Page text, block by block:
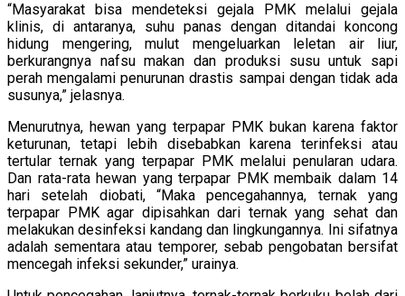
“Masyarakat bisa mendeteksi gejala PMK melalui gejala
klinis, di antaranya, suhu panas dengan ditandai koncong
hidung mengering, mulut mengeluarkan leletan air liur,
berkurangnya nafsu makan dan produksi susu untuk sapi
perah mengalami penurunan drastis sampai dengan tidak ada
susunya,” jelasnya.
Menurutnya, hewan yang terpapar PMK bukan karena faktor
keturunan, tetapi lebih disebabkan karena terinfeksi atau
tertular ternak yang terpapar PMK melalui penularan udara.
Dan rata-rata hewan yang terpapar PMK membaik dalam 14
hari setelah diobati, “Maka pencegahannya, ternak yang
terpapar PMK agar dipisahkan dari ternak yang sehat dan
melakukan desinfeksi kandang dan lingkungannya. Ini sifatnya
adalah sementara atau temporer, sebab pengobatan bersifat
mencegah infeksi sekunder,” urainya.